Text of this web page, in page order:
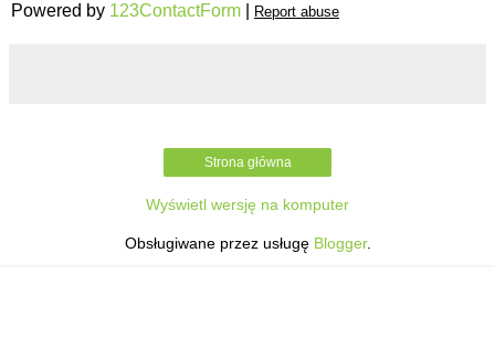
Powered by 123ContactForm Report abuse
Strona główna
Wyświetl wersję na komputer
Obsługiwane przez usługę Blogger.